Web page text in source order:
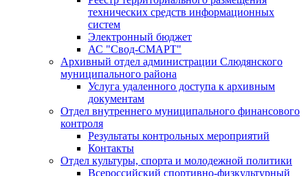
технических средств информационных
систем
Электронный бюджет
АС "Свод-СМАРТ"
Архивный отдел администрации Слюдянского
муниципального района
Услуга удаленного доступа к архивным
документам
Отдел внутреннего муниципального финансового
контроля
Результаты контрольных мероприятий
Контакты
Отдел культуры, спорта и молодежной политики
Всероссийский спортивно-физкультурный